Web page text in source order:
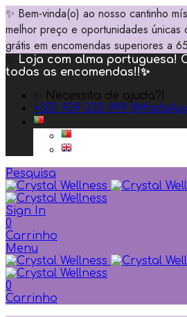
✨ Bem-vinda(o) ao nosso cantinho
melhor preço e oportunidades únicas
grátis em encomendas superiores a
Loja com alma portuguesa!
todas as encomendas!!✨
✨ Necessita de ajuda?!
+351 939 333 999
Pesquisa
Sign In
0
Carrinho
Menu
0
Carrinho